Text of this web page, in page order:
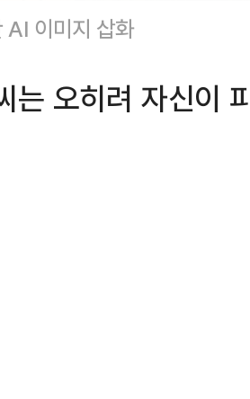
이미지 삽화
는 오히려 자신이